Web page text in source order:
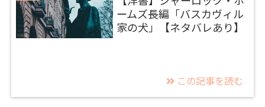
ームズ長編「バスカヴィル
家の犬」【ネタバレあり】
この記事を読む